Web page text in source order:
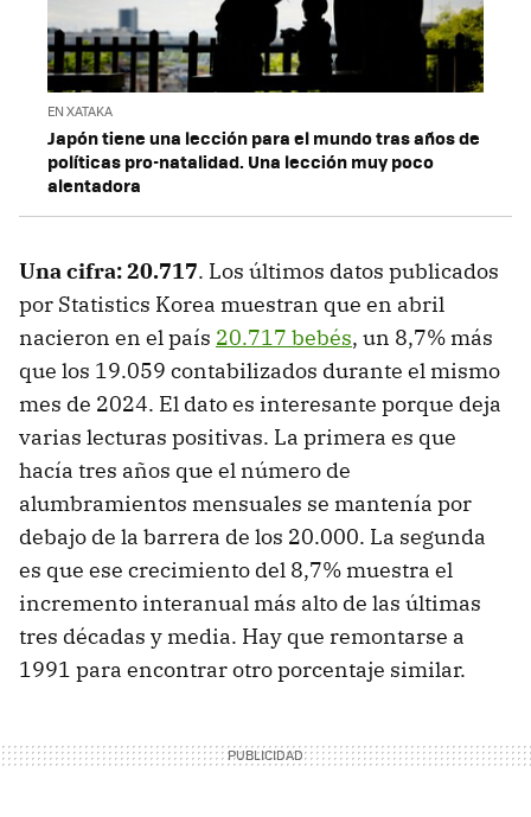
EN XATAKA
Japón tiene una lección para el mundo tras años de
políticas pro-natalidad. Una lección muy poco
alentadora
Una cifra: 20.717. Los últimos datos publicados
por Statistics Korea muestran que en abril
nacieron en el país 20.717 bebés, un 8,7% más
que los 19.059 contabilizados durante el mismo
mes de 2024. El dato es interesante porque deja
varias lecturas positivas. La primera es que
hacía tres años que el número de
alumbramientos mensuales se mantenía por
debajo de la barrera de los 20.000. La segunda
es que ese crecimiento del 8,7% muestra el
incremento interanual más alto de las últimas
tres décadas y media. Hay que remontarse a
1991 para encontrar otro porcentaje similar.